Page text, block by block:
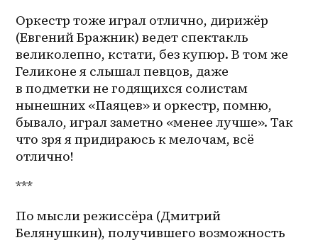
Оркестр тоже играл отлично, дирижёр
(Евгений Бражник) ведет спектакль
великолепно, кстати, без купюр. В том же
Геликоне я слышал певцов, даже
в подметки не годящихся солистам
нынешних «Паяцев» и оркестр, помню,
бывало, играл заметно «менее лучше». Так
что зря я придираюсь к мелочам, всё
отлично!
***
По мысли режиссёра (Дмитрий
Белянушкин), получившего возможность